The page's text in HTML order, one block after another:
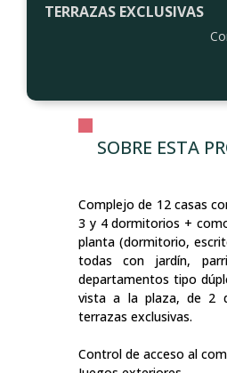
TERRAZAS EXCLUSIVAS
SOBRE ESTA
Complejo de 12 casas
3 y 4 dormitorios +
planta (dormitorio,
todas con jardín,
departamentos tipo
vista a la plaza, de 2
terrazas exclusivas.
Control de acceso al